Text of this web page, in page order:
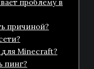
проблему в
причиной?
для Minecraft?
пинг?